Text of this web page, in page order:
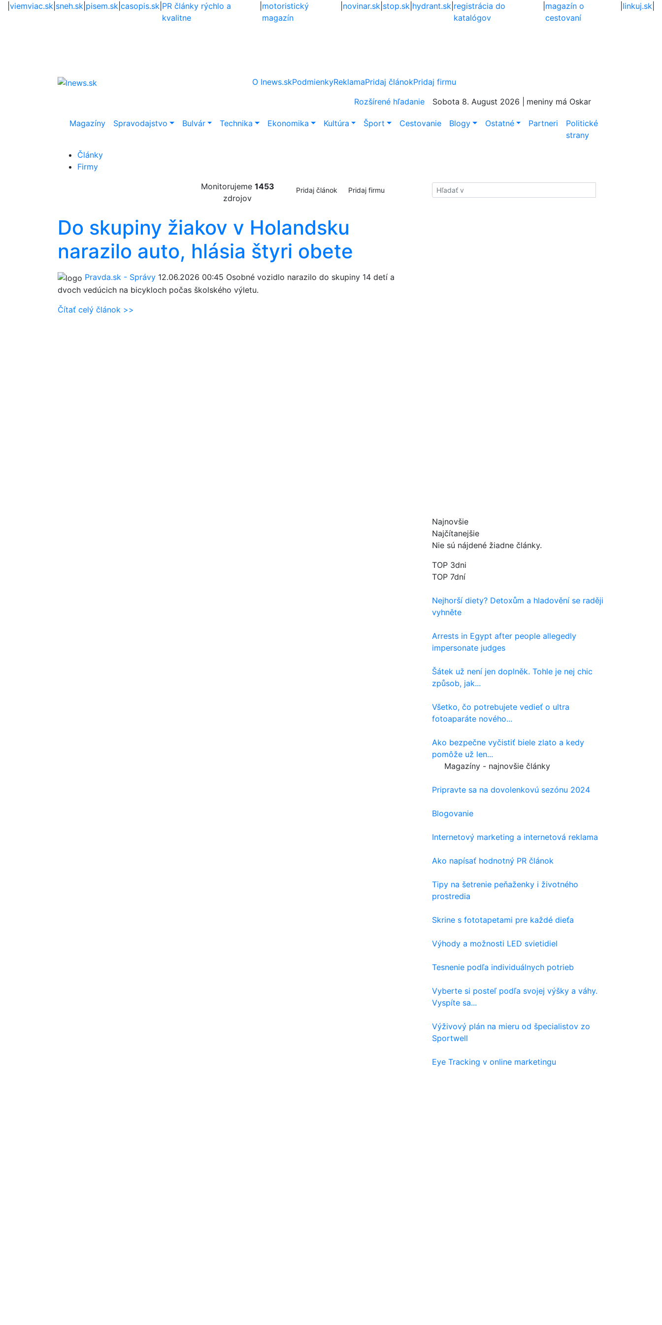
viemviac.sk sneh.sk pisem.sk casopis.sk PR články rýchlo a
kvalitne
motoristický
magazín
novinar.sk stop.sk hydrant.sk registrácia do
katalógov
magazín o
cestovaní
linkuj.sk|
O Inews.skPodmienkyReklamaPridaj článokPridaj firmu
Rozšírené hľadanie
Sobota 8. August 2026 | meniny má Oskar
Magazíny Spravodajstvo Bulvár Technika Ekonomika Kultúra Šport Cestovanie Blogy Ostatné Partneri
Politické
strany
Články
Firmy
Monitorujeme 1453
zdrojov
Pridaj článok Pridaj firmu Hladať
Do skupiny žiakov v Holandsku
narazilo auto, hlásia štyri obete
Pravda.sk - Správy 12.06.2026 00:45 Osobné vozidlo narazilo do skupiny 14 detí a
dvoch vedúcich na bicykloch počas školského výletu.
Čítať celý článok >>
Najnovšie
Najčítanejšie
Nie sú nájdené žiadne články.
TOP 3dni
TOP 7dní
Nejhorší diety? Detoxům a hladovění se raději
vyhněte
Arrests in Egypt after people allegedly
impersonate judges
Šátek už není jen doplněk. Tohle je nej chic
způsob, jak...
Všetko, čo potrebujete vedieť o ultra
fotoaparáte nového...
Ako bezpečne vyčistiť biele zlato a kedy
pomôže už len...
Magazíny - najnovšie články
Pripravte sa na dovolenkovú sezónu 2024
Blogovanie
Internetový marketing a internetová reklama
Ako napísať hodnotný PR článok
Tipy na šetrenie peňaženky i životného
prostredia
Skrine s fototapetami pre každé dieťa
Výhody a možnosti LED svietidiel
Tesnenie podľa individuálnych potrieb
Vyberte si posteľ podľa svojej výšky a váhy.
Vyspíte sa...
Výživový plán na mieru od špecialistov zo
Sportwell
Eye Tracking v online marketingu